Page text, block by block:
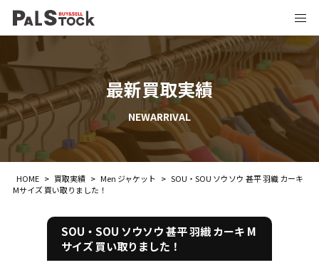
最新買取実績
NEWARRIVAL
HOME > 買取実績 > Men ジャケット > SOU・SOU ソウソウ 甚平 羽織 カーキ
Mサイズ 買い取りました！
SOU・SOU ソウソウ 甚平 羽織 カーキ M
サイズ 買い取りました！